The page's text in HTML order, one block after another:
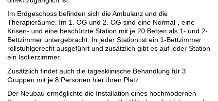
Im Erdgeschoss befinden sich die Ambulanz und die
Therapieräume. Im 1. OG und 2. OG sind eine Normal-, eine
Krisen- und eine beschützte Station mit je 20 Betten als 1- und 2-
Bettzimmer untergebracht. In jeder Station ist ein 1-Bettzimmer
rollstuhlgerecht ausgeführt und zusätzlich gibt es auf jeder Station
ein Isolierzimmer.
Zusätzlich findet auch die tagesklinische Behandlung für 3
Gruppen mit je 8 Personen hier ihren Platz.
Der Neubau ermöglichte die Installation eines hochmodernen